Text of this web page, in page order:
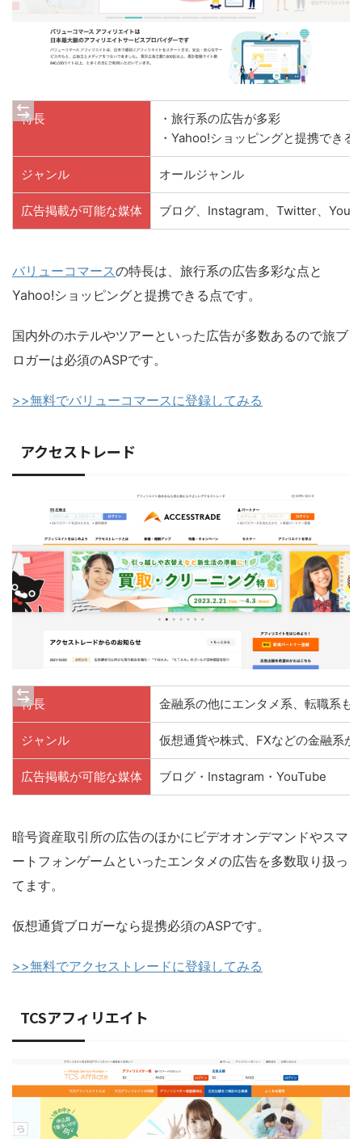
特長
・旅行系の広告が多彩
・Yahoo!ショッピングと提携できる
ジャンル オールジャンル
広告掲載が可能な媒体 ブログ、Instagram、Twitter、
バリューコマースの特長は、旅行系の広告多彩な点と
Yahoo!ショッピングと提携できる点です。
国内外のホテルやツアーといった広告が多数あるので旅ブ
ロガーは必須のASPです。
>>無料でバリューコマースに登録してみる
アクセストレード
特長 金融系の他にエンタメ系、転職系も
ジャンル 仮想通貨や株式、FXなどの金融系が
広告掲載が可能な媒体 ブログ・Instagram・YouTube
暗号資産取引所の広告のほかにビデオオンデマンドやスマ
ートフォンゲームといったエンタメの広告を多数取り扱っ
てます。
仮想通貨ブロガーなら提携必須のASPです。
>>無料でアクセストレードに登録してみる
TCSアフィリエイト